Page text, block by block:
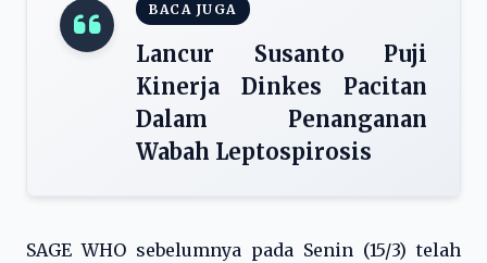
BACA JUGA
Lancur Susanto Puji
Kinerja Dinkes Pacitan
Dalam Penanganan
Wabah Leptospirosis
SAGE WHO sebelumnya pada Senin (15/3) telah